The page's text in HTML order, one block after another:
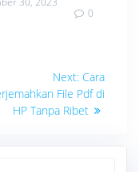
0
Next: Next
post:
Cara
File Pdf di
HP Tanpa Ribet